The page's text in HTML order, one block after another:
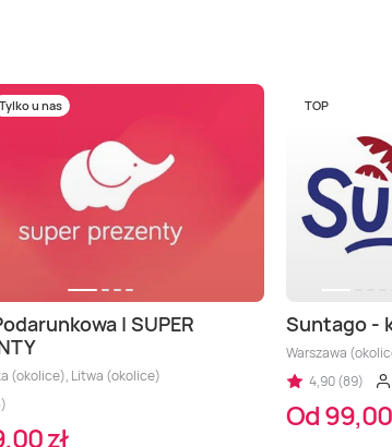
Tylko u nas
| SUPER
(okolice), Litwa (okolice)
zł
TOP
Suntago -
Warszawa
4,90 (89)
Od 99,00